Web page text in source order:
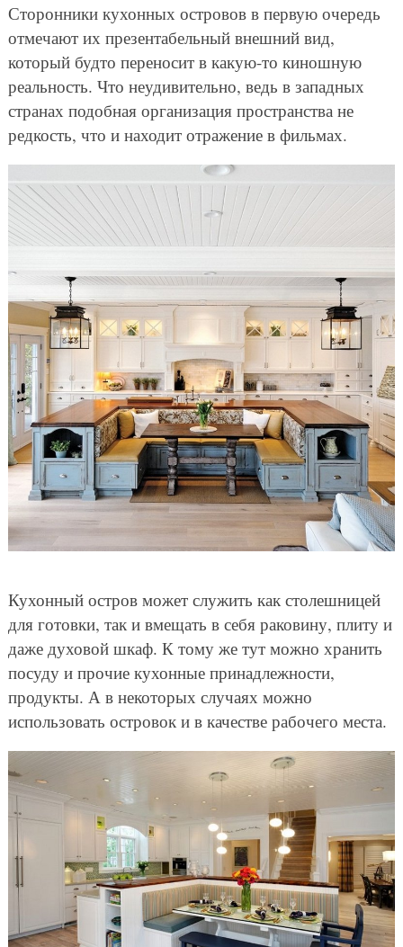
Сторонники кухонных островов в первую очередь
отмечают их презентабельный внешний вид,
который будто переносит в какую-то киношную
реальность. Что неудивительно, ведь в западных
странах подобная организация пространства не
редкость, что и находит отражение в фильмах.
Кухонный остров может служить как столешницей
для готовки, так и вмещать в себя раковину, плиту и
даже духовой шкаф. К тому же тут можно хранить
посуду и прочие кухонные принадлежности,
продукты. А в некоторых случаях можно
использовать островок и в качестве рабочего места.